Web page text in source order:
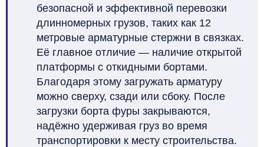
безопасной и эффективной перевозки
длинномерных грузов, таких как 12
метровые арматурные стержни в связках.
Её главное отличие — наличие открытой
платформы с откидными бортами.
Благодаря этому загружать арматуру
можно сверху, сзади или сбоку. После
загрузки борта фуры закрываются,
надёжно удерживая груз во время
транспортировки к месту строительства.